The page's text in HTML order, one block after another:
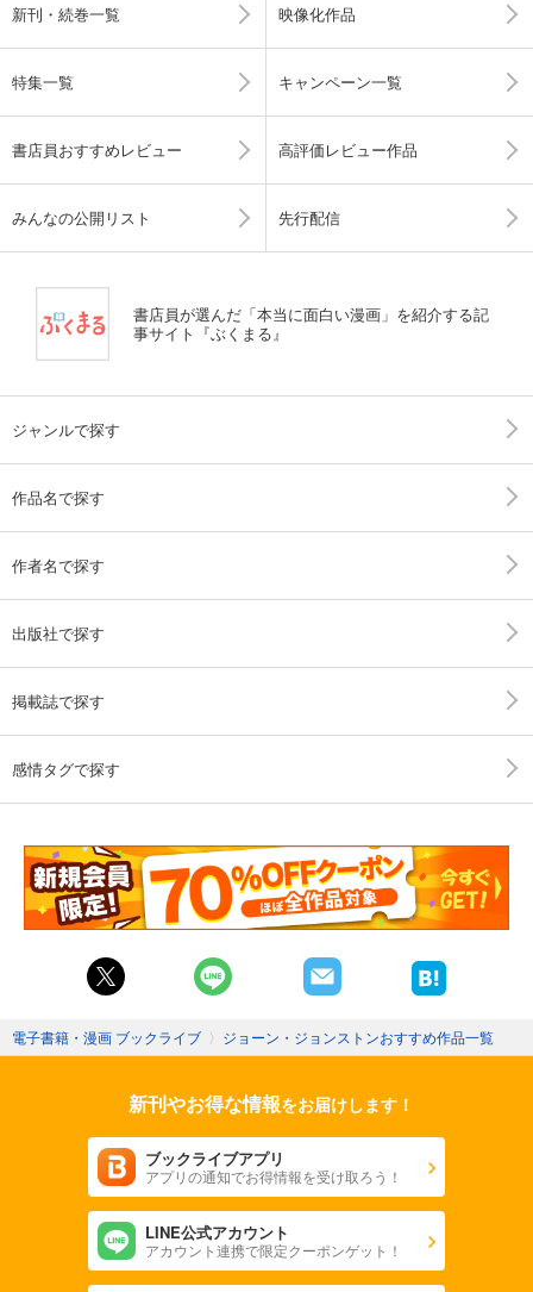
新刊・続巻一覧 映像化作品
特集一覧 キャンペーン一覧
書店員おすすめレビュー 高評価レビュー作品
みんなの公開リスト 先行配信
書店員が選んだ「本当に面白い漫画」を紹介する記
事サイト『ぶくまる』
ジャンルで探す
作品名で探す
作者名で探す
出版社で探す
掲載誌で探す
感情タグで探す
電子書籍・漫画 ブックライブ 〉 ジョーン・ジョンストンおすすめ作品一覧
新刊やお得な情報をお届けします！
ブックライブアプリ
アプリの通知でお得情報を受け取ろう！
LINE公式アカウント
アカウント連携で限定クーポンゲット！